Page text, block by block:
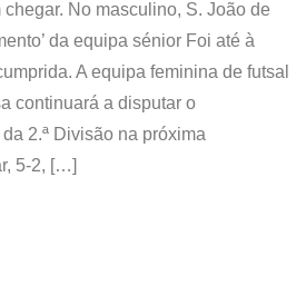
No masculino, S. João de
da equipa sénior Foi até à
A equipa feminina de futsal
continuará a disputar o
2.ª Divisão na próxima
5-2, […]